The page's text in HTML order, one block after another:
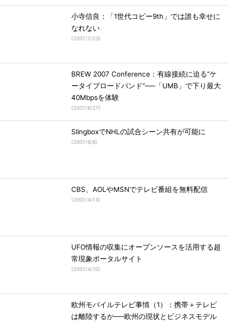
小寺信良：「1世代コピー9th」では誰も幸せに
なれない
(2007/7/23)
BREW 2007 Conference：有線接続に迫る“ケ
ータイブロードバンド”──「UMB」で下り最大
40Mbpsを体験
(2007/6/27)
SlingboxでNHLの試合シーン共有が可能に
(2007/6/8)
CBS、AOLやMSNでテレビ番組を無料配信
(2007/4/13)
UFO情報の収集にオープンソースを活用する超
常現象ポータルサイト
(2007/4/10)
欧州モバイルテレビ事情（1）：携帯＋テレビ
は離陸するか──欧州の現状とビジネスモデル